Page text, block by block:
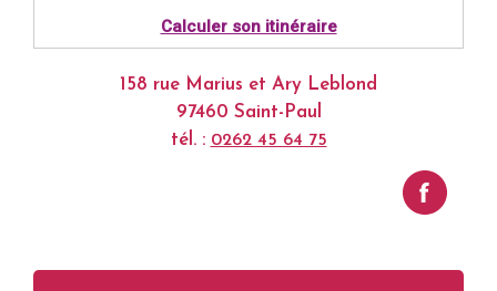
Calculer son itinéraire
158 rue Marius et Ary Leblond
97460 Saint-Paul
tél. : 0262 45 64 75